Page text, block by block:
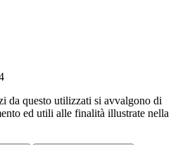
da questo utilizzati si avvalgono di
ed utili alle finalità illustrate nella